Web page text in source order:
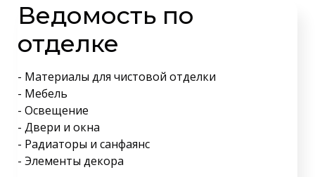
Ведомость по
отделке
- Материалы для чистовой отделки
- Мебель
- Освещение
- Двери и окна
- Радиаторы и санфаянс
- Элементы декора